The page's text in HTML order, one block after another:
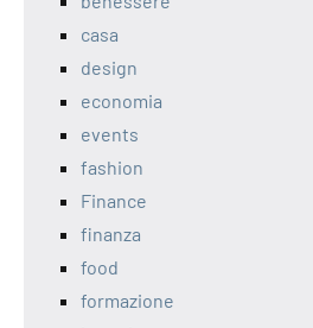
casa
design
economia
events
fashion
Finance
finanza
food
formazione